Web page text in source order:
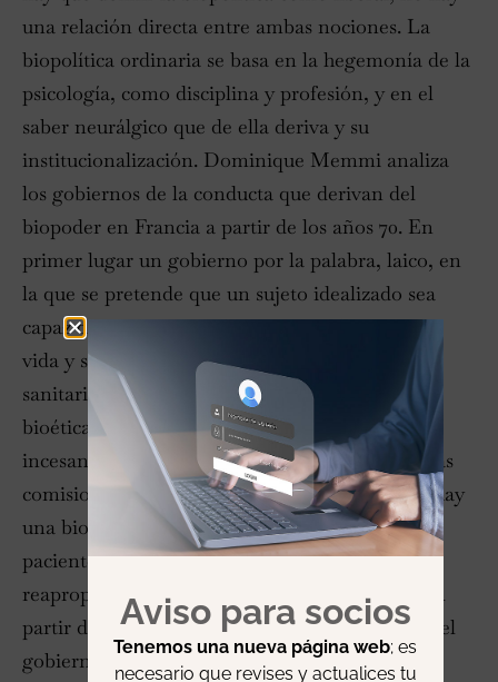
una relación directa entre ambas nociones. La
biopolítica ordinaria se basa en la hegemonía de la
psicología, como disciplina y profesión, y en el
saber neurálgico que de ella deriva y su
institucionalización. Dominique Memmi analiza
los gobiernos de la conducta que derivan del
biopoder en Francia a partir de los años 70. En
primer lugar un gobierno por la palabra, laico, en
la que se pretende que un sujeto idealizado sea
capaz de decidir sobre cuestiones referidas a su
vida y su muerte. Siempre en diálogo con el
sanitario, que le orienta. Después aparece la
bioética como gobierno de los valores, en
incesante apelación a las normas dictadas por las
comisiones de expertos en bioética. Más tarde hay
una bioética que vuelve a estar delegada a los
pacientes y a los profesionales. Hay una
reapropiación del propio cuerpo por el sujeto. A
partir de los años 90 empieza lo que denomina el
gobierno de la carne. Se intenta materializar
Aviso para socios
Tenemos una nueva página web; es
necesario que revises y actualices tu